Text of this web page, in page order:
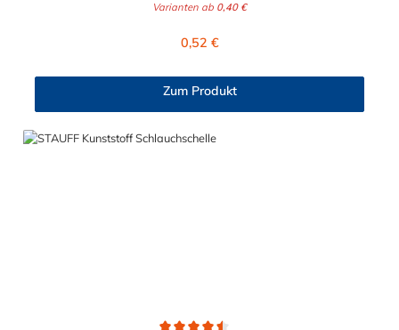
robust. Die Doppelrohrschelle ist für die einfache und
Kabeln und anderen Bauteilen. Der Durchmesser der STAUFF
und 22 mm auswählbar.
Varianten ab 0,40 €
Regulärer Preis:
0,52 €
Zum Produkt